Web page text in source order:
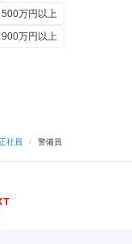
500万円以上
900万円以上
社員 / 警備員